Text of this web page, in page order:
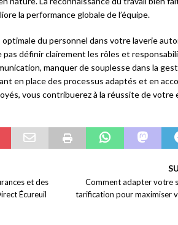
la performance globale de l’équipe.
du personnel dans votre laverie
pas définir clairement les rôles et
manquer de souplesse dans la
en place des processus adaptés et en
vous contribuerez à la réussite de votre
et des
Écureuil
Comment adapter votre
tarification pour maximiser